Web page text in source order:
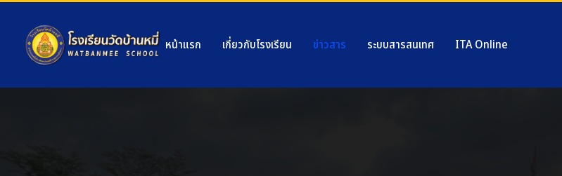
หน้าแรก เกี่ยวกับโรงเรียน ข่าวสาร ระบบสารสนเทศ ITA Online